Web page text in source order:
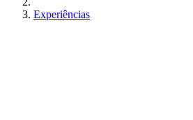
Experiências